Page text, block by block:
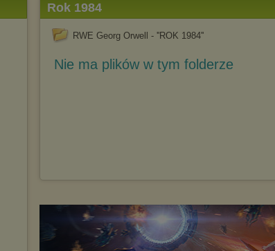
Rok 1984
RWE Georg Orwell - ''ROK 1984''
Nie ma plików w tym folderze